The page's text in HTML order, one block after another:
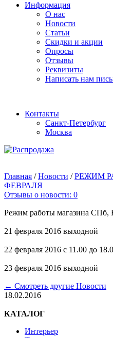
Информация
О нас
Новости
Статьи
Скидки и акции
Опросы
Отзывы
Реквизиты
Написать нам
Контакты
Санкт-Петербург
Москва
Главная /Новости /РЕЖИМ
ФЕВРАЛЯ
Отзывы о новости: 0
Режим работы магазина СПб,
21 февраля 2016 выходной
22 февраля 2016 с 11.00 до
23 февраля 2016 выходной
← Смотреть другие Новости
18.02.2016
КАТАЛОГ
Интерьер